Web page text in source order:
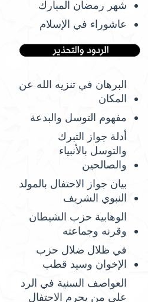
شهر رمضان المبارك
عاشوراء في الإسلام
البرهان في تنزيه الله عن
المكان
مفهوم التوسل والبدعة
أدلة جواز التبرك
والتوسل بالأنبياء
والصالحين
بيان جواز الاحتفال بالمولد
النبوي الشريف
الوهابية حزب الشيطان
وقرنه وجماعته
في ظلال ضلال حزب
الإخوان وسيد قطب
العواصف السنية في الرد
على من يحرم الاحتفال